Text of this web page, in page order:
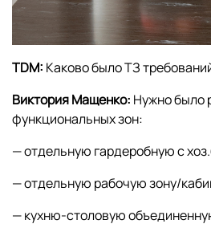
TDM: Каково было ТЗ
Виктория Мащенко: Нужно было
функциональных зон:
— отдельную гардеробную с
— отдельную рабочую зону/
— кухню-столовую